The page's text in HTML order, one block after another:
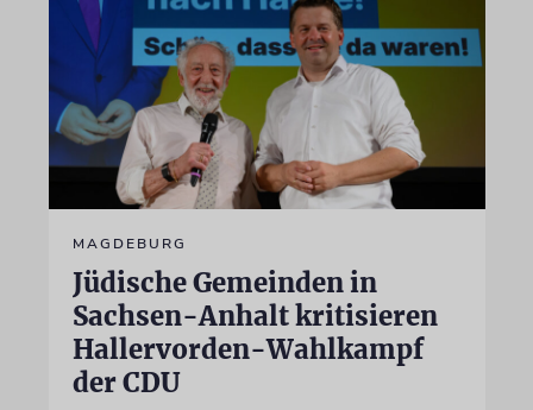
MAGDEBURG
Jüdische Gemeinden in
Sachsen-Anhalt kritisieren
Hallervorden-Wahlkampf
der CDU